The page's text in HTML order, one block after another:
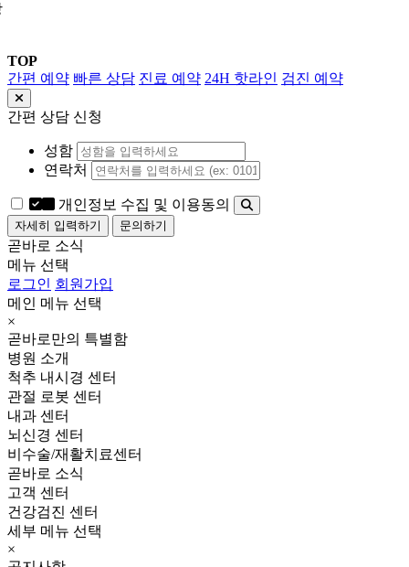
TOP
간편 예약 빠른 상담 진료 예약 24H 핫라인 검진 예약
간편 상담 신청
성함
연락처
개인정보 수집 및 이용동의
자세히 입력하기 문의하기
곧바로 소식
메뉴 선택
로그인 회원가입
메인 메뉴 선택
×
곧바로만의 특별함
병원 소개
척추 내시경 센터
관절 로봇 센터
내과 센터
뇌신경 센터
비수술/재활치료센터
곧바로 소식
고객 센터
건강검진 센터
세부 메뉴 선택
×